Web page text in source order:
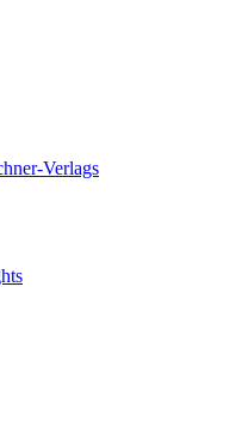
Verlags